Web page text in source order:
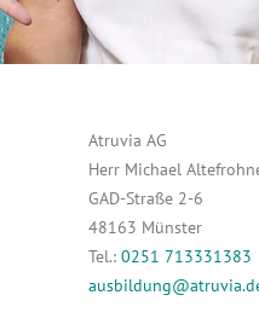
Atruvia AG
Herr Michael
GAD-Straße 2-6
48163 Münster
Tel.: 0251 713331383